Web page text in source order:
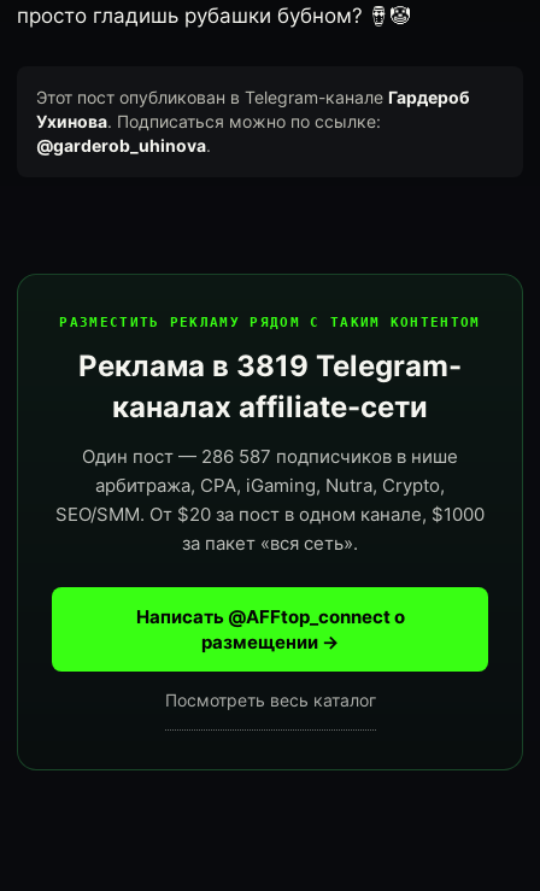
просто гладишь рубашки бубном? 🪘🤡
Этот пост опубликован в Telegram-канале Гардероб
Ухинова. Подписаться можно по ссылке:
@garderob_uhinova.
РАЗМЕСТИТЬ РЕКЛАМУ РЯДОМ С ТАКИМ КОНТЕНТОМ
Реклама в 3819 Telegram-
каналах affiliate-сети
Один пост — 286 587 подписчиков в нише
арбитража, CPA, iGaming, Nutra, Crypto,
SEO/SMM. От $20 за пост в одном канале, $1000
за пакет «вся сеть».
Написать @AFFtop_connect о
размещении →
Посмотреть весь каталог